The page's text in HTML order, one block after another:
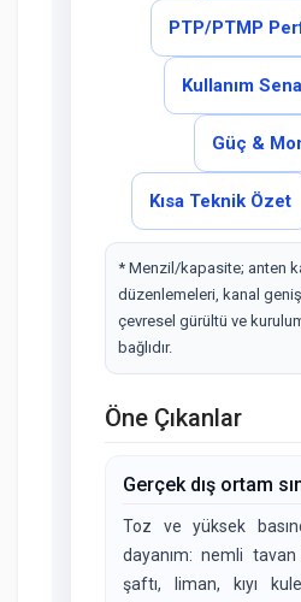
PTP/PTMP
Kullanım
Güç &
Kısa Teknik Özet
* Menzil/kapasite; anten
düzenlemeleri, kanal
çevresel gürültü ve
bağlıdır.
Öne Çıkanlar
Gerçek dış ortam
Toz ve yüksek
dayanım: nemli tavan
şaftı, liman, kıyı